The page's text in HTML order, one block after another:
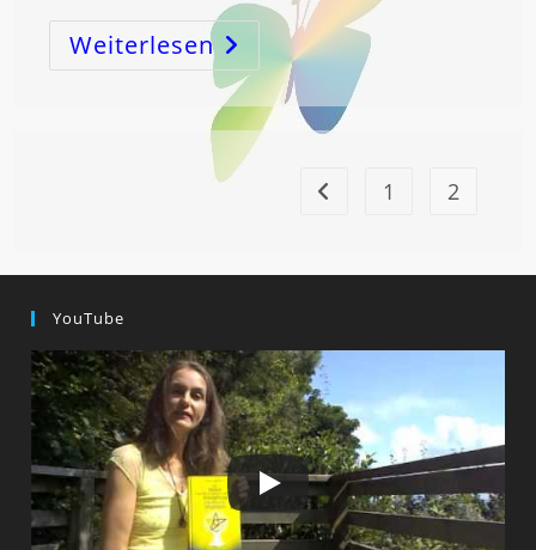
Weiterlesen Lukas
12,44
Entschlüsselt:
Von
Der
6
9
Zur vorherigen Seite
1 2
YouTube